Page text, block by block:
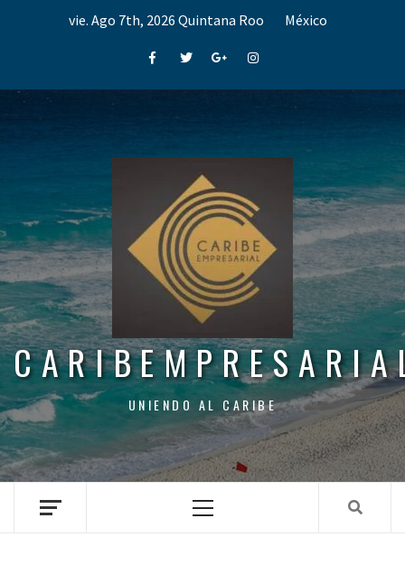
vie. Ago 7th, 2026 Quintana Roo México
FacebookTwitterGoogle+Instagram
UNIENDO AL CARIBE
Menu